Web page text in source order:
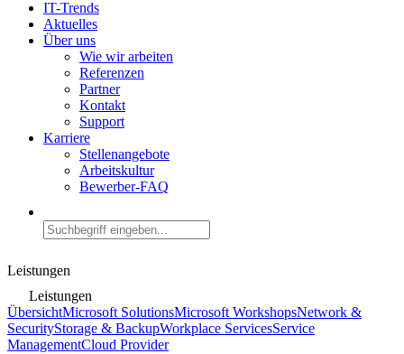
IT-Trends
Aktuelles
Über uns
Wie wir arbeiten
Referenzen
Partner
Kontakt
Support
Karriere
Stellenangebote
Arbeitskultur
Bewerber-FAQ
Leistungen
Leistungen
ÜbersichtMicrosoft SolutionsMicrosoft WorkshopsNetwork &
SecurityStorage & BackupWorkplace ServicesService
ManagementCloud Provider